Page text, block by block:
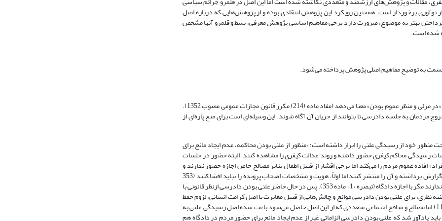
برخوردار است. همچنین رویکرد این پژوهش انتقادی بوده و از پژوهش‌هایی که درباره اصل
بهتر به موضوع، ضرورت دارد برخی مفاهیم اساسی پژوهش معرفی، بسط و قلمرو آنها مشخص
شده است.
به توضیح مفاهیم اصلی پژوهش پرداخته می‌شود.
علن به معنی آشکارا و هویداست (دهخدا، 1377، ج ۱۰: 433) و ازنظر اصطلاحی نیز «در مرئی و منظر عموم بودن» معنا می‌دهد (مفاد ماده (214) مکرر قانون مجازات عمومی مصوب 1352).
مردمان به جلسه دادرسی تا بتوانند از جریان آن آگاه شوند. این وسیله‌ای است برای منع پاره‌ای از
تبصره ماده (352) قانون آیین دادرسی کیفری مصوب 1392 به‌صراحت منظور خود از رسیدگی علنی را ابراز داشته است؛ «منظور از علنی بودن محاکمه، عدم ایجاد مانع برای
رسیدگی محاکم کیفری حضور داشته و روند عدالت کیفری را مشاهده کنند. البته حضور در جلسات
افاده عموم مردم را می‌کند اما برخی اقشار از قبیل اطفال بنابر مصالح خاص اجازه حضور ندارند و
رسانه‌های جمعی هرچند مجوز حضور دارند و حتی می‌توانند از جریان رسیدگی، گزارش برداشته و آن را منتشر کنند اما اولاً، هویت و مشخصات اصحاب پرونده را نباید افشا کنند (353
قانون آیین دادرسی کیفری) و ثانیاً، حق ضبط صدا، تصویربرداری و عکس‌برداری ندارند مگر با اجازه دادگاه (تبصره «1» ماده 353). پس در حال حاضر علنی بودن دادرسی ازنظر قانونی با
برای علنی بودن دادرسی موانع و چالش‌هایی از قبیل مغایرت با اصل کرامت انسانی، لزوم حفظ
آبروی اشخاص و حق بر حریم خصوصی مطرح‌ شده (حاجی‌پور کندرود، 1398: 1178) اما مصالح و منافع اجتماعی متعددی که از این اصل حاصل می‌شود باعث شده اصل رسیدگی علنی به
یادآور شد که علنی بودن دادرسی الزاماتی غیر از عدم ایجاد مانع برای حضور مردم در دادگاه هم